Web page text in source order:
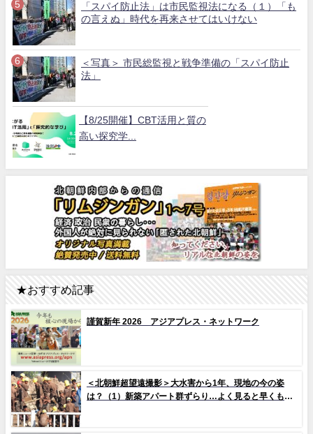
「スパイ防止法」は市民監視法になる（１）「も
の言えぬ」時代を再来させてはいけない
＜写真＞ 市民総監視と戦争準備の「スパイ防止
法」
【8/25開催】CBT活用と質の
高い探究学...
★おすすめ記事
謹賀新年 2026 アジアプレス・ネットワーク
＜北朝鮮超望遠撮影＞大水害から1年、現地の今の姿
は？（1）新築アパート群ずらり…よく見ると早くもタ